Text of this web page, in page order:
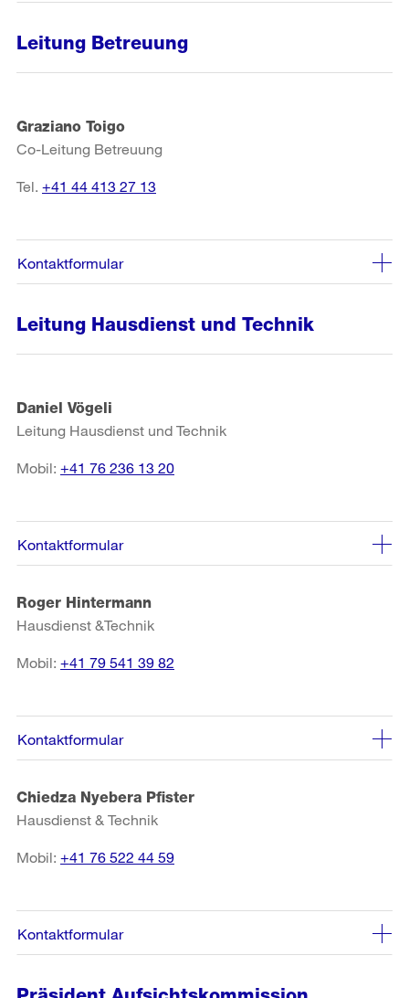
Leitung Betreuung
Graziano Toigo
Co-Leitung Betreuung
Tel. +41 44 413 27 13
Kontaktformular
Leitung Hausdienst und Technik
Daniel Vögeli
Leitung Hausdienst und Technik
Mobil: +41 76 236 13 20
Kontaktformular
Roger Hintermann
Hausdienst &Technik
Mobil: +41 79 541 39 82
Kontaktformular
Chiedza Nyebera Pfister
Hausdienst & Technik
Mobil: +41 76 522 44 59
Kontaktformular